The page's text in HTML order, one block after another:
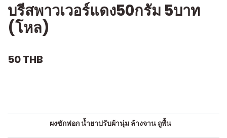
บรีสพาวเวอร์แดง50กรัม 5บาท
(โหล)
50 THB
ผงซักฟอก น้ำยาปรับผ้านุ่ม ล้างจาน ถูพื้น